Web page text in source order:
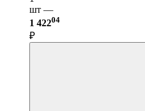
шт —
1 42204
₽